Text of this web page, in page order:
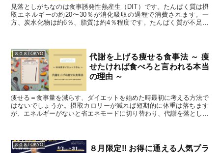
見落としがちなのは食事誘発性熱産生（DIT）です。たんぱく質は摂
取エネルギーの約20〜30％が消化吸収の過程で消費されます。一
方、炭水化物は約6％、脂質は約4％程度です。たんぱく質が不足す
８０８TOKYO
代謝を上げる痩せる食事法 ～ 痩
せたければ食べろと言われる本当
の理由 ～
痩せる＝食事量を減らす、ダイエットを始めた時最初に考える方法で
はないでしょうか。摂取カロリーが減れば短期的に体重は落ちます
が、エネルギーがないと省エネモードに切り替わり、代謝を落としま
８０８TOKYO
８月限定!! お得に通える人気プラ